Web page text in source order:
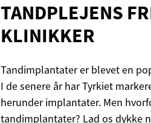
TANDPLEJENS
KLINIKKER
Tandimplantater er blevet en
I de senere år har Tyrkiet
herunder implantater. Men
tandimplantater? Lad os dykke